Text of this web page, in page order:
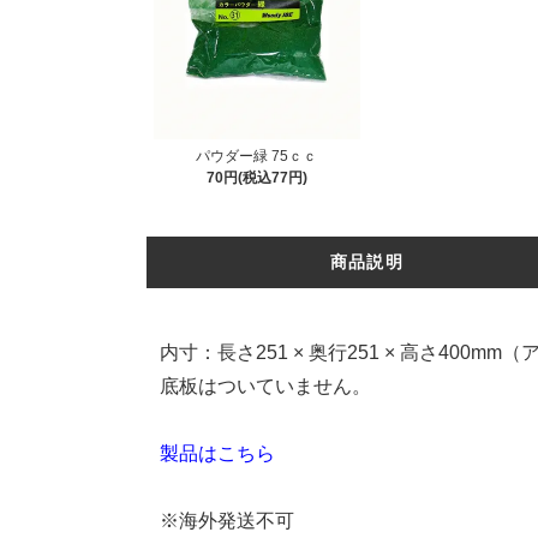
パウダー緑 75ｃｃ
70円(税込77円)
商品説明
内寸：長さ251 × 奥行251 × 高さ400mm（
底板はついていません。
製品はこちら
※海外発送不可